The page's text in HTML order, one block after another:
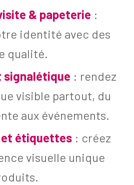
& papeterie :
identité avec des
qualité.
signalétique : rendez
visible partout, du
aux événements.
et étiquettes: créez
visuelle unique